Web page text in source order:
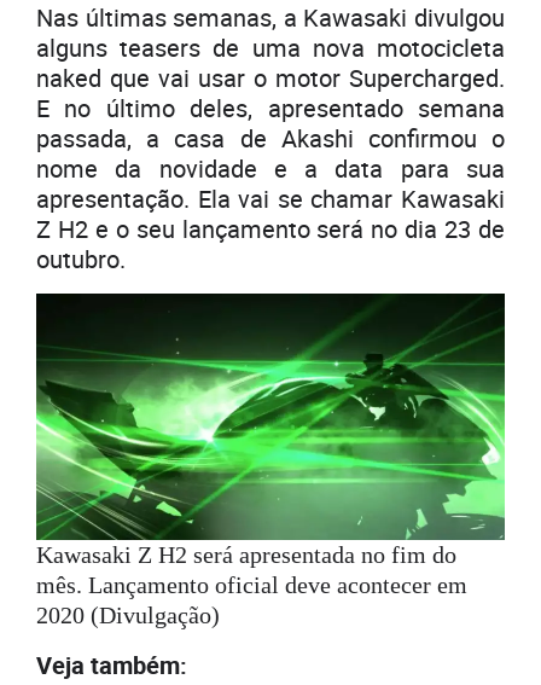
Nas últimas semanas, a Kawasaki divulgou
alguns teasers de uma nova motocicleta
naked que vai usar o motor Supercharged.
E no último deles, apresentado semana
passada, a casa de Akashi confirmou o
nome da novidade e a data para sua
apresentação. Ela vai se chamar Kawasaki
Z H2 e o seu lançamento será no dia 23 de
outubro.
Kawasaki Z H2 será apresentada no fim do
mês. Lançamento oficial deve acontecer em
2020 (Divulgação)
Veja também: